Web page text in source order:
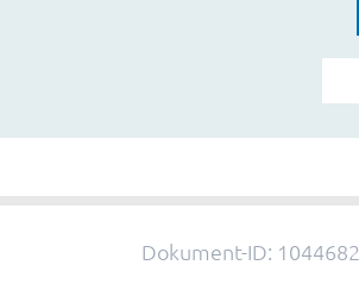
Dokument-ID: 1044682